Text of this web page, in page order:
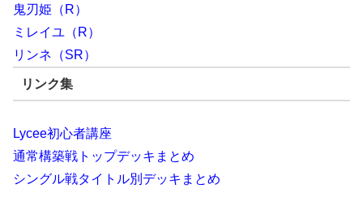
鬼刃姫（R）
ミレイユ（R）
リンネ（SR）
リンク集
Lycee初心者講座
通常構築戦トップデッキまとめ
シングル戦タイトル別デッキまとめ